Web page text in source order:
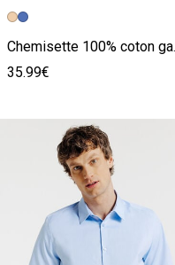
Image précédente
Image suivante
35.99€